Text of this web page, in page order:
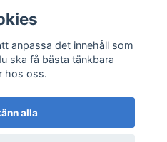
anpassa det innehåll som
ska få bästa tänkbara
hos oss.
alla